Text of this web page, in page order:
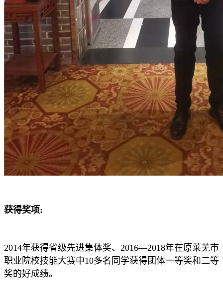
获得奖项:
2014年获得省级先进集体奖、2016—2018年在原莱芜市
职业院校技能大赛中10多名同学获得团体一等奖和二等
奖的好成绩。